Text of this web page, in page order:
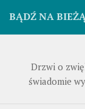
BĄDŹ NA
Drzwi o
świadomie